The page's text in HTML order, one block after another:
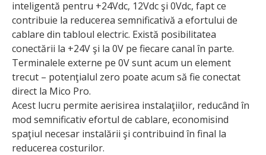
inteligentă pentru +24Vdc, 12Vdc şi 0Vdc, fapt ce
contribuie la reducerea semnificativă a efortului de
cablare din tabloul electric. Există posibilitatea
conectării la +24V şi la 0V pe fiecare canal în parte.
Terminalele externe pe 0V sunt acum un element
trecut – potenţialul zero poate acum să fie conectat
direct la Mico Pro.
Acest lucru permite aerisirea instalaţiilor, reducând în
mod semnificativ efortul de cablare, economisind
spaţiul necesar instalării şi contribuind în final la
reduce­rea costurilor.